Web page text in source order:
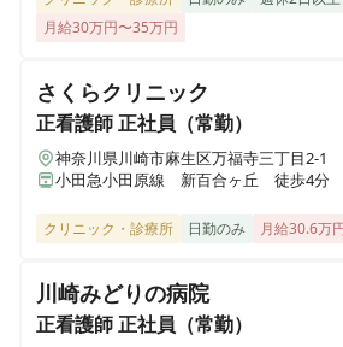
ルなし◎｜有給取得率95％超◎｜医
療のお仕事
正看護師 パート・アルバイト
【非常勤｜訪問診療看護師】勤務日
地域密着型のケアミックス病院
月給30万円〜35万円
さくらクリニック
正看護師正社員（常勤）
神奈川県川崎市麻生区万福寺三丁目2-1
小田急小田原線 新百合ヶ丘 徒歩4分
クリニック・診療所 日勤のみ 月給30.6万
川崎みどりの病院
正看護師正社員（常勤）